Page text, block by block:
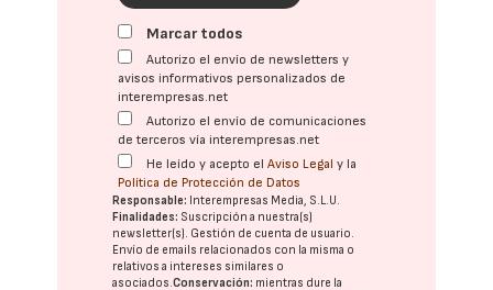
Marcar todos
Autorizo el envío de newsletters y
avisos informativos personalizados de
interempresas.net
Autorizo el envío de comunicaciones
de terceros vía interempresas.net
He leído y acepto elAviso Legal y la
Política de Protección de Datos
Responsable: Interempresas Media, S.L.U.
Finalidades: Suscripción a nuestra(s)
newsletter(s). Gestión de cuenta de usuario.
Envío de emails relacionados con la misma o
relativos a intereses similares o
asociados.Conservación: mientras dure la